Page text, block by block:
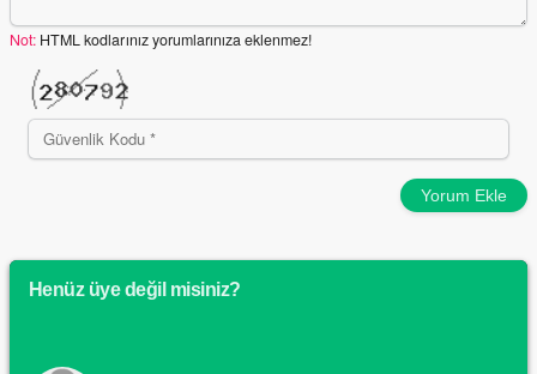
Not: HTML kodlarınız yorumlarınıza eklenmez!
Yorum Ekle
Henüz üye değil misiniz?